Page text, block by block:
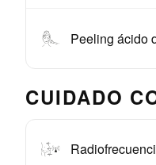
Peeling ácido
CUIDADO